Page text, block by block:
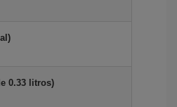
0.33 litros)